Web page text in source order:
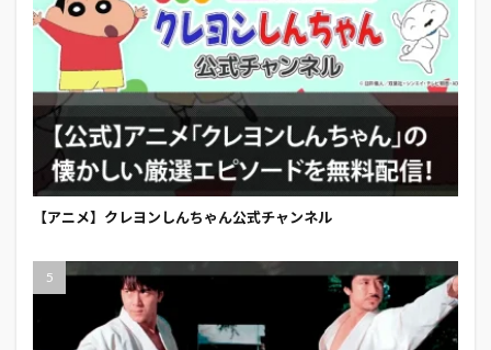
【アニメ】クレヨンしんちゃん公式チャンネル